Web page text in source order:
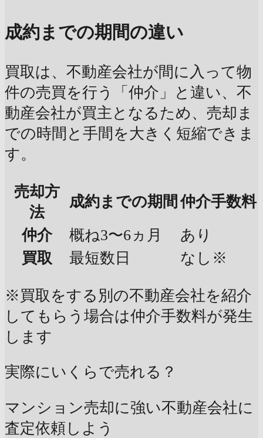
成約までの期間の違い
買取は、不動産会社が間に入って物
件の売買を行う「仲介」と違い、不
動産会社が買主となるため、売却ま
での時間と手間を大きく短縮できま
す。
売却方
法
成約までの期間 仲介手数料
仲介
概ね3〜6ヵ月
あり
買取
最短数日 なし※
※買取をする別の不動産会社を紹介
してもらう場合は仲介手数料が発生
します
実際にいくらで売れる？
マンション売却に強い不動産会社に
査定依頼しよう